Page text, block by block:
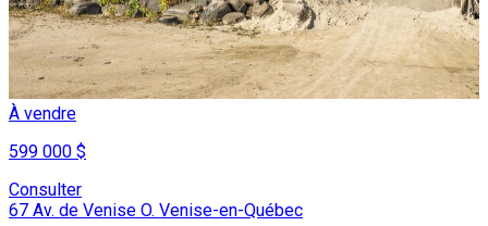
À vendre
599 000 $
Consulter
67 Av. de Venise O. Venise-en-Québec